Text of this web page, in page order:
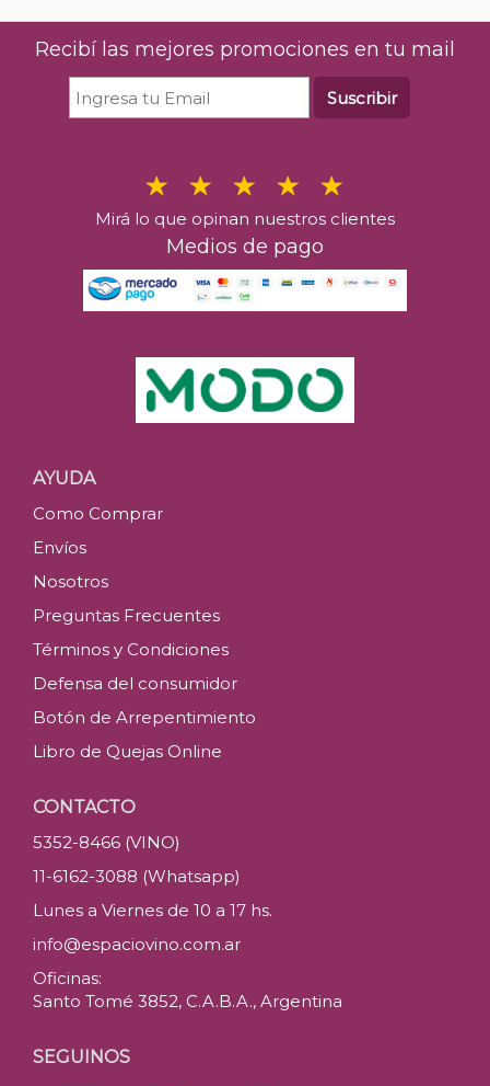
Recibí las mejores promociones en tu mail
Suscribir
Mirá lo que opinan nuestros clientes
Medios de pago
AYUDA
Como Comprar
Envíos
Nosotros
Preguntas Frecuentes
Términos y Condiciones
Defensa del consumidor
Botón de Arrepentimiento
Libro de Quejas Online
CONTACTO
5352-8466 (VINO)
11-6162-3088 (Whatsapp)
Lunes a Viernes de 10 a 17 hs.
info@espaciovino.com.ar
Oficinas:
Santo Tomé 3852, C.A.B.A., Argentina
SEGUINOS